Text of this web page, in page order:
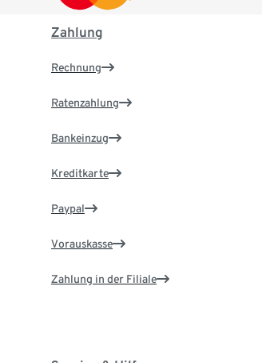
Zahlung
Rechnung
Ratenzahlung
Bankeinzug
Kreditkarte
Paypal
Vorauskasse
Zahlung in der Filiale